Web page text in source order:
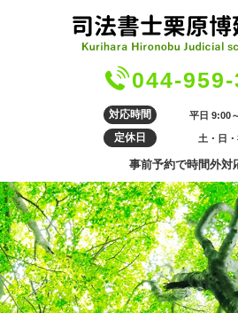
044-
対応時間 平日 9:00
定休日 土・日・
事前予約で時間外対